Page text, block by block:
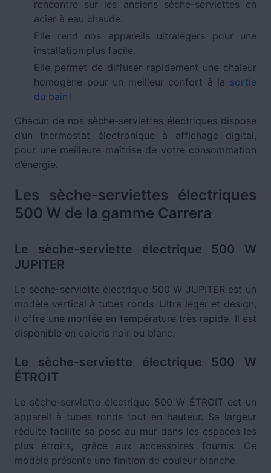
rencontre sur les anciens sèche-serviettes en
acier à eau chaude.
Elle rend nos appareils ultralégers pour une
installation plus facile.
Elle permet de diffuser rapidement une chaleur
homogène pour un meilleur confort à la sortie
du bain !
Chacun de nos sèche-serviettes électriques dispose
d’un thermostat électronique à affichage digital,
pour une meilleure maîtrise de votre consommation
d’énergie.
Les sèche-serviettes électriques
500 W de la gamme Carrera
Le sèche-serviette électrique 500 W
JUPITER
Le sèche-serviette électrique 500 W JUPITER est un
modèle vertical à tubes ronds. Ultra léger et design,
il offre une montée en température très rapide. Il est
disponible en coloris noir ou blanc.
Le sèche-serviette électrique 500 W
ÉTROIT
Le sèche-serviette électrique 500 W ÉTROIT est un
appareil à tubes ronds tout en hauteur. Sa largeur
réduite facilite sa pose au mur dans les espaces les
plus étroits, grâce aux accessoires fournis. Ce
modèle présente une finition de couleur blanche.